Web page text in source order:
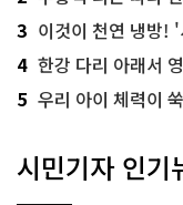
3 이것이 천연 냉방!
4 한강 다리 아래서
5 우리 아이 체력이
시민기자 인기